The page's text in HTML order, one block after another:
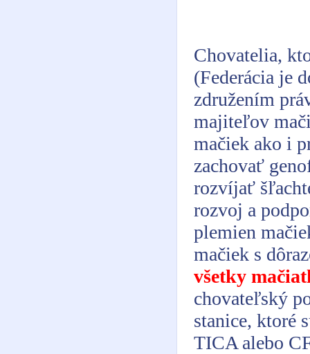
Chovatelia,
(Federácia je
združením
majiteľov
mačiek ako i
zachovať
rozvíjať
rozvoj a
plemien
mačiek s
všetky
chovateľský
stanice, ktoré
TICA alebo